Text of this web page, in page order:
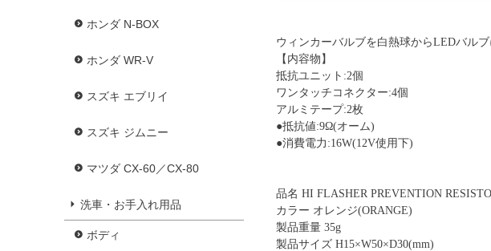
ホンダ N-BOX
ホンダ WR-V
スズキ エブリイ
スズキ ジムニー
マツダ CX-60／CX-80
洗車・お手入れ用品
ボディ
ウィンカーバルブを白熱球からLEDバル
【内容物】
抵抗ユニット:2個
ワンタッチコネクター:4個
アルミテープ:2枚
●抵抗値:9Ω(オーム)
●消費電力:16W(12V使用下)
品名 HI FLASHER PREVENTION
カラー オレンジ(ORANGE)
製品重量 35g
製品サイズ H15×W50×D30(mm)